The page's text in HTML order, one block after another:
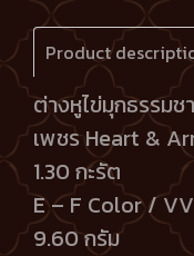
Product
ต่างหูไข่มุกธรรมช
เพชร Heart &
1.30 กะรัต
E – F Color /
9.60 กรัม